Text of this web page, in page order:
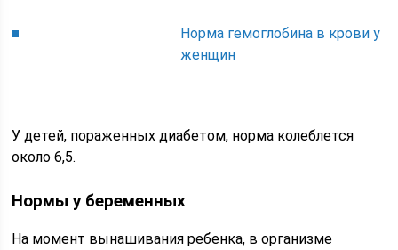
Норма гемоглобина в крови у
женщин
У детей, пораженных диабетом, норма колеблется
около 6,5.
Нормы у беременных
На момент вынашивания ребенка, в организме